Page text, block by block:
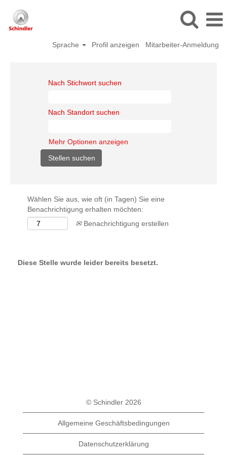
Sprache Profil anzeigen Mitarbeiter-Anmeldung
Nach Stichwort suchen
Nach Standort suchen
Mehr Optionen anzeigen
Wählen Sie aus, wie oft (in Tagen) Sie eine
Benachrichtigung erhalten möchten:
Benachrichtigung erstellen
Diese Stelle wurde leider bereits besetzt.
© Schindler 2026
Allgemeine Geschäftsbedingungen
Datenschutzerklärung